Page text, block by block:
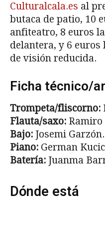
Culturalcala.es al
butaca de patio, 10
anfiteatro, 8 euros
delantera, y 6
de visión reducida.
Ficha técnico/
Trompeta/fliscorno:
Flauta/saxo: Ramiro
Bajo: Josemi Garzón.
Piano: German
Batería: Juanma
Dónde está